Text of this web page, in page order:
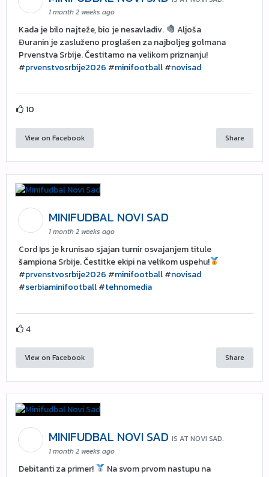
1 month 2 weeks ago
Kada je bilo najteže, bio je nesavladiv.
Aljoša
Đuranin je zasluženo proglašen za najboljeg golmana
Prvenstva Srbije. Čestitamo na velikom priznanju!
#prvenstvosrbije2026 #minifootball#novisad
10
View on Facebook Share
MINIFUDBAL NOVI SAD
1 month 2 weeks ago
Cord Ips je krunisao sjajan turnir osvajanjem titule
šampiona Srbije. Čestitke ekipi na velikom uspehu!
#prvenstvosrbije2026 #minifootball#novisad
#serbiaminifootball#tehnomedia
4
View on Facebook Share
MINIFUDBAL NOVI SAD IS AT NOVI SAD.
1 month 2 weeks ago
Debitanti za primer!
Na svom prvom nastupu na